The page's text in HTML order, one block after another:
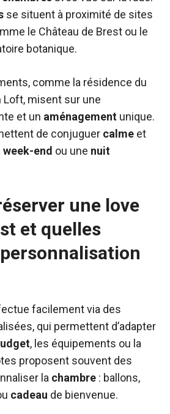
se situent à proximité de sites
le Château de Brest ou le
botanique.
comme la résidence du
Loft, misent sur une
et un aménagement unique.
de conjuguer calme et
week-end ou une nuit
une love
et quelles
facilement via des
qui permettent d’adapter
, les équipements ou la
proposent souvent des
la chambre : ballons,
cadeau de bienvenue.